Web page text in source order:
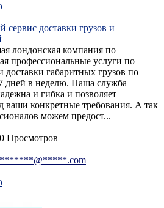
сервис доставки грузов и
лондонская компания по
профессиональные услуги по
доставки габаритных грузов по
дней в неделю. Наша служба
и гибка и позволяет
ваши конкретные требования. А так
можем предост...
Просмотров